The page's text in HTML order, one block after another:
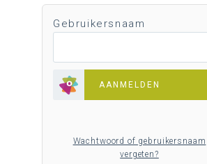
Gebruikersnaam
AANMELDEN
Wachtwoord of gebruikersnaam
vergeten?